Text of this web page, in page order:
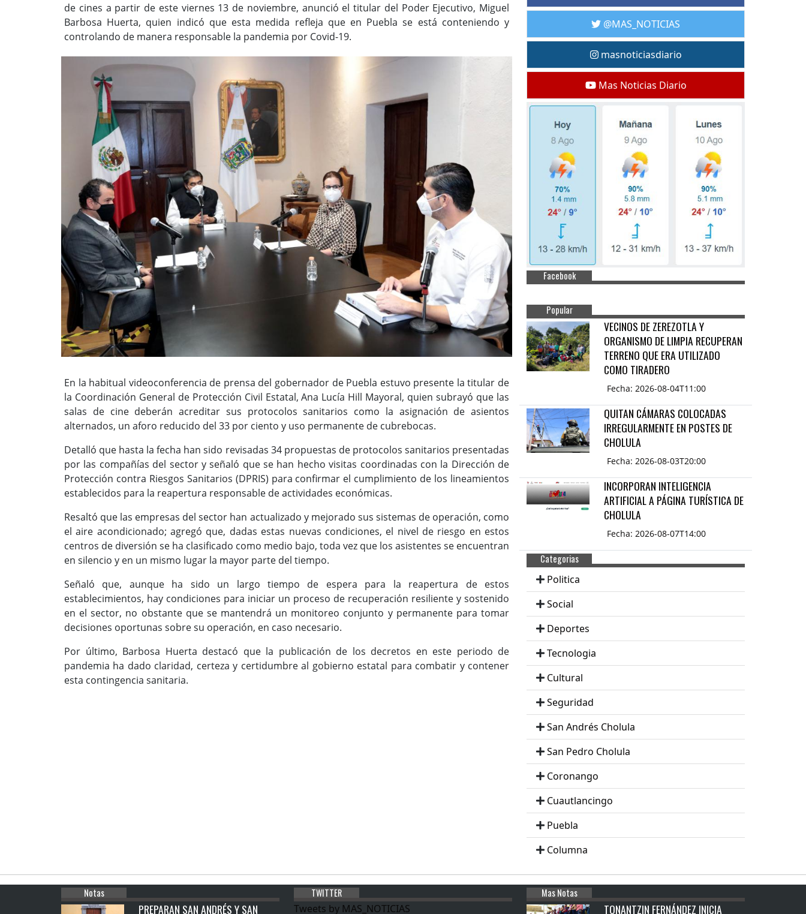
de cines a partir de este viernes 13 de noviembre, anunció el titular del Poder Ejecutivo, Miguel
Barbosa Huerta, quien indicó que esta medida refleja que en Puebla se está conteniendo y
controlando de manera responsable la pandemia por Covid-19.
En la habitual videoconferencia de prensa del gobernador de Puebla estuvo presente la titular de
la Coordinación General de Protección Civil Estatal, Ana Lucía Hill Mayoral, quien subrayó que las
salas de cine deberán acreditar sus protocolos sanitarios como la asignación de asientos
alternados, un aforo reducido del 33 por ciento y uso permanente de cubrebocas.
Detalló que hasta la fecha han sido revisadas 34 propuestas de protocolos sanitarios presentadas
por las compañías del sector y señaló que se han hecho visitas coordinadas con la Dirección de
Protección contra Riesgos Sanitarios (DPRIS) para confirmar el cumplimiento de los lineamientos
establecidos para la reapertura responsable de actividades económicas.
Resaltó que las empresas del sector han actualizado y mejorado sus sistemas de operación, como
el aire acondicionado; agregó que, dadas estas nuevas condiciones, el nivel de riesgo en estos
centros de diversión se ha clasificado como medio bajo, toda vez que los asistentes se encuentran
en silencio y en un mismo lugar la mayor parte del tiempo.
Señaló que, aunque ha sido un largo tiempo de espera para la reapertura de estos
establecimientos, hay condiciones para iniciar un proceso de recuperación resiliente y sostenido
en el sector, no obstante que se mantendrá un monitoreo conjunto y permanente para tomar
decisiones oportunas sobre su operación, en caso necesario.
Por último, Barbosa Huerta destacó que la publicación de los decretos en este periodo de
pandemia ha dado claridad, certeza y certidumbre al gobierno estatal para combatir y contener
esta contingencia sanitaria.
@MAS_NOTICIAS
masnoticiasdiario
Mas Noticias Diario
Facebook
Popular
VECINOS DE ZEREZOTLA Y
ORGANISMO DE LIMPIA RECUPERAN
TERRENO QUE ERA UTILIZADO
COMO TIRADERO
Fecha: 2026-08-04T11:00
QUITAN CÁMARAS COLOCADAS
IRREGULARMENTE EN POSTES DE
CHOLULA
Fecha: 2026-08-03T20:00
INCORPORAN INTELIGENCIA
ARTIFICIAL A PÁGINA TURÍSTICA DE
CHOLULA
Fecha: 2026-08-07T14:00
Categorias
Politica
Social
Deportes
Tecnologia
Cultural
Seguridad
San Andrés Cholula
San Pedro Cholula
Coronango
Cuautlancingo
Puebla
Columna
Notas
PREPARAN SAN ANDRÉS Y SAN
TWITTER
Tweets by MAS_NOTICIAS
Mas Notas
TONANTZIN FERNÁNDEZ INICIA